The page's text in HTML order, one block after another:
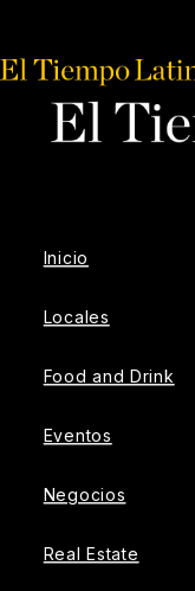
Inicio
Locales
Food and Drink
Eventos
Negocios
Real Estate